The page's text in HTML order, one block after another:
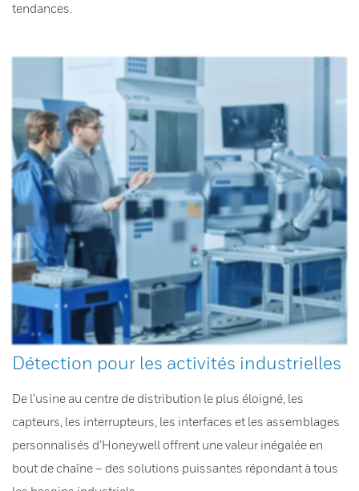
tendances.
Détection pour les activités industrielles
De l’usine au centre de distribution le plus éloigné, les
capteurs, les interrupteurs, les interfaces et les assemblages
personnalisés d’Honeywell offrent une valeur inégalée en
bout de chaîne – des solutions puissantes répondant à tous